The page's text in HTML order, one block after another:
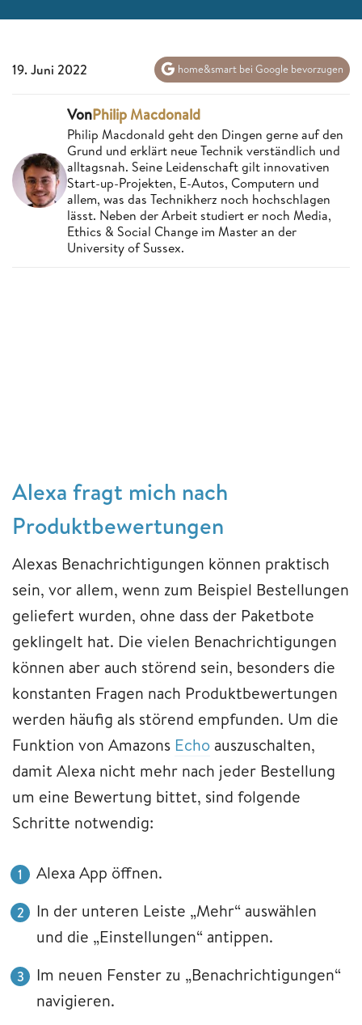
19. Juni 2022 home&smart bei Google bevorzugen
VonPhilip Macdonald
Philip Macdonald geht den Dingen gerne auf den
Grund und erklärt neue Technik verständlich und
alltagsnah. Seine Leidenschaft gilt innovativen
Start-up-Projekten, E-Autos, Computern und
allem, was das Technikherz noch hochschlagen
lässt. Neben der Arbeit studiert er noch Media,
Ethics & Social Change im Master an der
University of Sussex.
Alexa fragt mich nach
Produktbewertungen
Alexas Benachrichtigungen können praktisch
sein, vor allem, wenn zum Beispiel Bestellungen
geliefert wurden, ohne dass der Paketbote
geklingelt hat. Die vielen Benachrichtigungen
können aber auch störend sein, besonders die
konstanten Fragen nach Produktbewertungen
werden häufig als störend empfunden. Um die
Funktion von Amazons Echo auszuschalten,
damit Alexa nicht mehr nach jeder Bestellung
um eine Bewertung bittet, sind folgende
Schritte notwendig:
Alexa App öffnen.
In der unteren Leiste „Mehr“ auswählen
und die „Einstellungen“ antippen.
Im neuen Fenster zu „Benachrichtigungen“
navigieren.